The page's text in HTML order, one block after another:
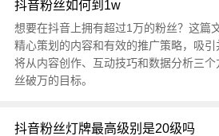
抖音粉丝如何到1w
想要在抖音上拥有超过1万的粉丝？这篇
精心策划的内容和有效的推广策略，吸
将从内容创作、互动技巧和数据分析三
丝破万的目标。
抖音粉丝灯牌最高级别是20级吗